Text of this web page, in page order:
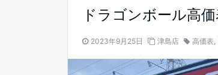
ドラゴンボール高
2023年9月25日 津島店 高価表,